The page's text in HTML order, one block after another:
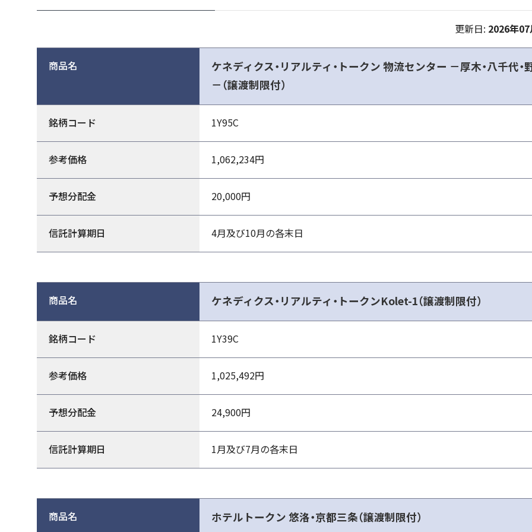
更新日: 2026年
商品名
ケネディクス・リアルティ・トークン 物流センター －厚木・八千代・
－（譲渡制限付）
銘柄コード 1Y95C
参考価格 1,062,234円
予想分配金 20,000円
信託計算期日 4月及び10月の各末日
商品名 ケネディクス・リアルティ・トークンKolet-1（譲渡制限付）
銘柄コード 1Y39C
参考価格 1,025,492円
予想分配金 24,900円
信託計算期日 1月及び7月の各末日
商品名 ホテルトークン 悠洛・京都三条（譲渡制限付）